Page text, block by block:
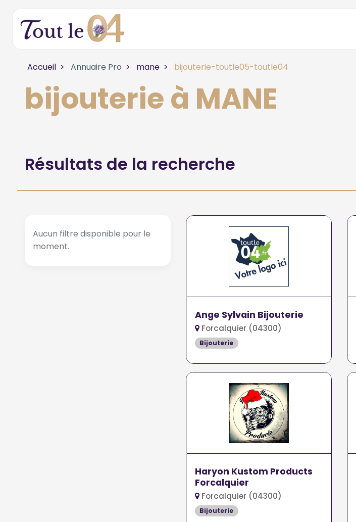
Accueil Annuaire Pro mane bijouterie-toutle05-toutle04
bijouterie à MANE
Résultats de la recherche
Aucun filtre disponible pour le
moment.
Ange Sylvain Bijouterie
Forcalquier (04300)
Bijouterie
Haryon Kustom Products
Forcalquier
Forcalquier (04300)
Bijouterie